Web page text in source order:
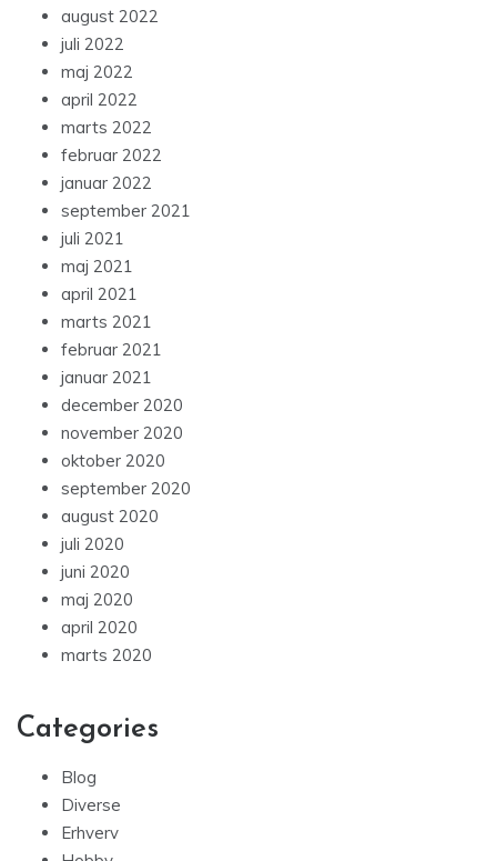
august 2022
juli 2022
maj 2022
april 2022
marts 2022
februar 2022
januar 2022
september 2021
juli 2021
maj 2021
april 2021
marts 2021
februar 2021
januar 2021
december 2020
november 2020
oktober 2020
september 2020
august 2020
juli 2020
juni 2020
maj 2020
april 2020
marts 2020
Categories
Blog
Diverse
Erhverv